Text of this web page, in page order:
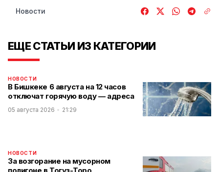
Новости
ЕЩЕ СТАТЬИ ИЗ КАТЕГОРИИ
НОВОСТИ
В Бишкеке 6 августа на 12 часов
отключат горячую воду — адреса
05 августа 2026 21:29
НОВОСТИ
За возгорание на мусорном